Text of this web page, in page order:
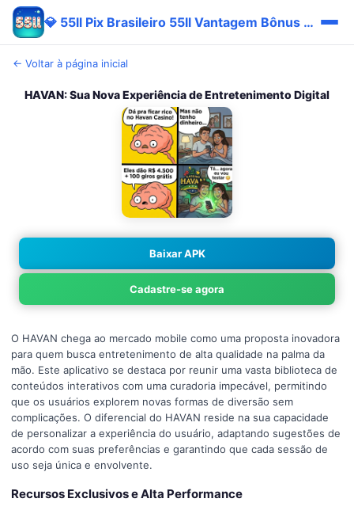
💎 55ll Pix Brasileiro 55ll Vantagem Bônus Entrar
← Voltar à página inicial
HAVAN: Sua Nova Experiência de Entretenimento Digital
Baixar APK
Cadastre-se agora
O HAVAN chega ao mercado mobile como uma proposta inovadora
para quem busca entretenimento de alta qualidade na palma da
mão. Este aplicativo se destaca por reunir uma vasta biblioteca de
conteúdos interativos com uma curadoria impecável, permitindo
que os usuários explorem novas formas de diversão sem
complicações. O diferencial do HAVAN reside na sua capacidade
de personalizar a experiência do usuário, adaptando sugestões de
acordo com suas preferências e garantindo que cada sessão de
uso seja única e envolvente.
Recursos Exclusivos e Alta Performance